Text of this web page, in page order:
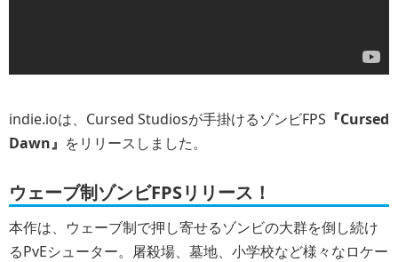
indie.ioは、Cursed Studiosが手掛けるゾンビFPS 『Cursed
Dawn』 をリリースしました。
ウェーブ制ゾンビFPSリリース！
本作は、ウェーブ制で押し寄せるゾンビの大群を倒し続け
るPvEシューター。屠殺場、墓地、小学校など様々なロケー